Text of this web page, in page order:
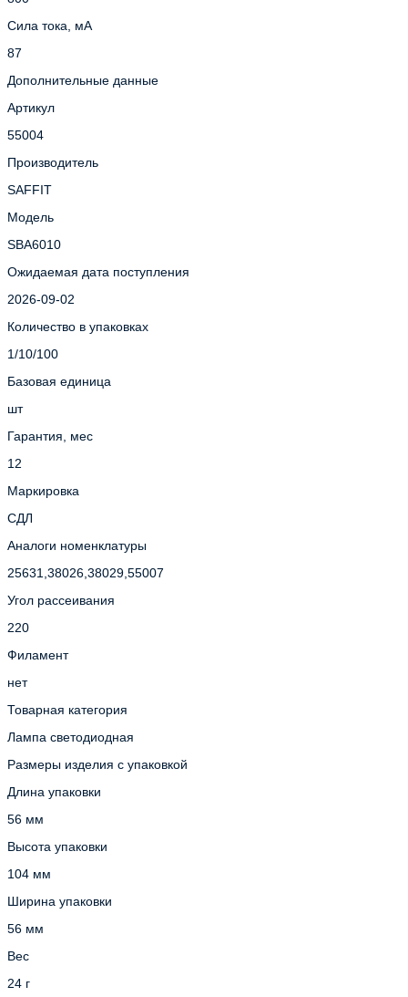
Сила тока, мА
87
Дополнительные данные
Артикул
55004
Производитель
SAFFIT
Модель
SBA6010
Ожидаемая дата поступления
2026-09-02
Количество в упаковках
1/10/100
Базовая единица
шт
Гарантия, мес
12
Маркировка
СДЛ
Аналоги номенклатуры
25631,38026,38029,55007
Угол рассеивания
220
Филамент
нет
Товарная категория
Лампа светодиодная
Размеры изделия с упаковкой
Длина упаковки
56 мм
Высота упаковки
104 мм
Ширина упаковки
56 мм
Вес
24 г